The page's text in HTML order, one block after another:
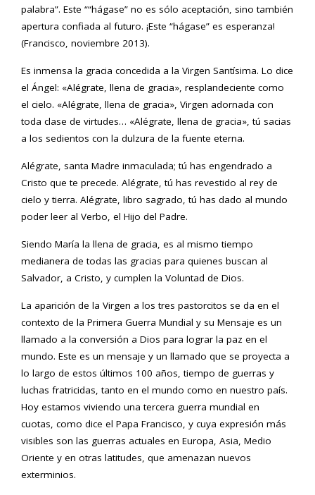
palabra”. Este ““hágase” no es sólo aceptación, sino también
apertura confiada al futuro. ¡Este “hágase” es esperanza!
(Francisco, noviembre 2013).
Es inmensa la gracia concedida a la Virgen Santísima. Lo dice
el Ángel: «Alégrate, llena de gracia», resplandeciente como
el cielo. «Alégrate, llena de gracia», Virgen adornada con
toda clase de virtudes… «Alégrate, llena de gracia», tú sacias
a los sedientos con la dulzura de la fuente eterna.
Alégrate, santa Madre inmaculada; tú has engendrado a
Cristo que te precede. Alégrate, tú has revestido al rey de
cielo y tierra. Alégrate, libro sagrado, tú has dado al mundo
poder leer al Verbo, el Hijo del Padre.
Siendo María la llena de gracia, es al mismo tiempo
medianera de todas las gracias para quienes buscan al
Salvador, a Cristo, y cumplen la Voluntad de Dios.
La aparición de la Virgen a los tres pastorcitos se da en el
contexto de la Primera Guerra Mundial y su Mensaje es un
llamado a la conversión a Dios para lograr la paz en el
mundo. Este es un mensaje y un llamado que se proyecta a
lo largo de estos últimos 100 años, tiempo de guerras y
luchas fratricidas, tanto en el mundo como en nuestro país.
Hoy estamos viviendo una tercera guerra mundial en
cuotas, como dice el Papa Francisco, y cuya expresión más
visibles son las guerras actuales en Europa, Asia, Medio
Oriente y en otras latitudes, que amenazan nuevos
exterminios.